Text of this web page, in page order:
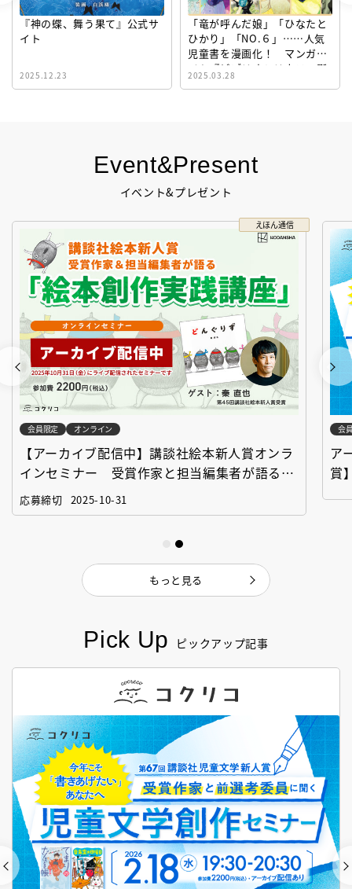
Pick Up ピックアップ記事
Event&Present
イベント&プレゼント
えほん通信
会員限定 オンライン
【アーカイブ配信中】講談社絵本新人賞オンラ
インセミナー 受賞作家と担当編集者が語る
「絵本創作実践講座」
応募締切 2025-10-31
会
ア
賞
もっと見る
『神の蝶、舞う果て』公式サ
イト
2025.12.23
「竜が呼んだ娘」「ひなたと
ひかり」「NO.６」……人気
児童書を漫画化！ マンガサ
イト『ビブリオシリウス』誕
生！
2025.03.28